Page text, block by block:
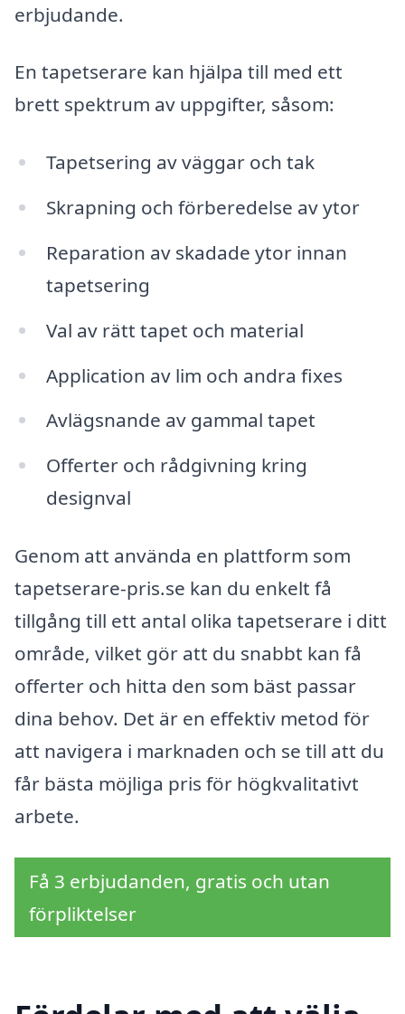
erbjudande.
En tapetserare kan hjälpa till med ett
brett spektrum av uppgifter, såsom:
Tapetsering av väggar och tak
Skrapning och förberedelse av ytor
Reparation av skadade ytor innan
tapetsering
Val av rätt tapet och material
Application av lim och andra fixes
Avlägsnande av gammal tapet
Offerter och rådgivning kring
designval
Genom att använda en plattform som
tapetserare-pris.se kan du enkelt få
tillgång till ett antal olika tapetserare i ditt
område, vilket gör att du snabbt kan få
offerter och hitta den som bäst passar
dina behov. Det är en effektiv metod för
att navigera i marknaden och se till att du
får bästa möjliga pris för högkvalitativt
arbete.
Få 3 erbjudanden, gratis och utan
förpliktelser